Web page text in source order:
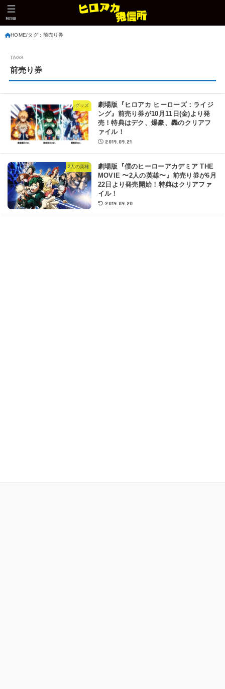
MENU
HOME タグ : 前売り券
前売り券
グッズ
劇場版『ヒロアカ ヒーローズ：ライジ
ング』前売り券が10月11日(金)より発
売！特典はデク、爆豪、轟のクリアフ
ァイル！
2019.09.21
2人の英雄
劇場版『僕のヒーローアカデミア THE
MOVIE 〜2人の英雄〜』前売り券が6月
22日より発売開始！特典はクリアファ
イル！
2019.09.20